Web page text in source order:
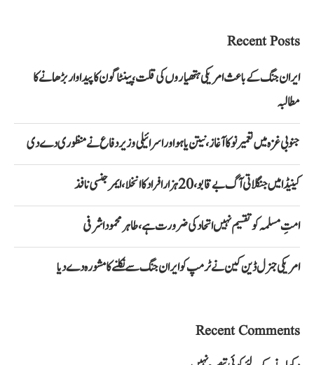
Recent Posts
ایران جنگ کے باعث امریکی ہتھیاروں کی قلت، پینٹاگون کا پیداوار بڑھانے کا
مطالبہ
جنوبی غزہ میں تعمیر نو کا آغاز، نیتن یاہو اور اسرائیلی وزیر دفاع نے منظوری دے دی
کینیڈا میں جنگلاتی آگ بے قابو، 20 ہزار افراد کا انخلا، ایمرجنسی نافذ
امتِ مسلمہ کو تقسیم نہیں اتحاد کی ضرورت ہے، طاہر محمود اشرفی
امریکی جنرل ڈین کین نے ٹرمپ کو ایران جنگ سے نکلنے کا مشورہ دے دیا
Recent Comments